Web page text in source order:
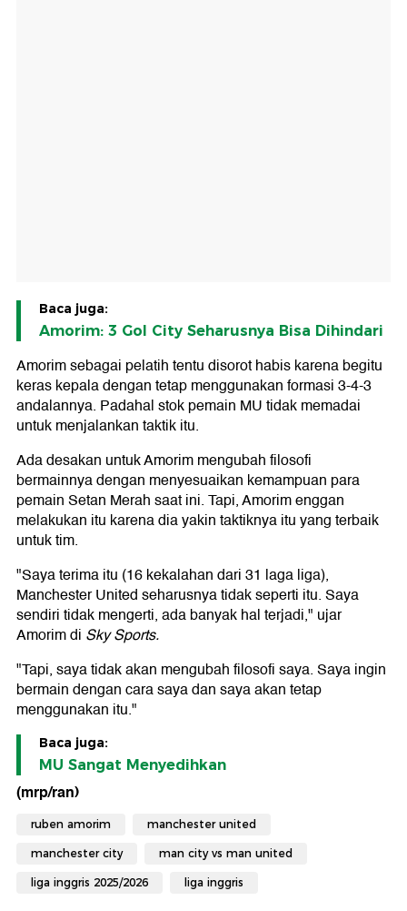
Baca juga:
Amorim: 3 Gol City Seharusnya Bisa Dihindari
Amorim sebagai pelatih tentu disorot habis karena begitu
keras kepala dengan tetap menggunakan formasi 3-4-3
andalannya. Padahal stok pemain MU tidak memadai
untuk menjalankan taktik itu.
Ada desakan untuk Amorim mengubah filosofi
bermainnya dengan menyesuaikan kemampuan para
pemain Setan Merah saat ini. Tapi, Amorim enggan
melakukan itu karena dia yakin taktiknya itu yang terbaik
untuk tim.
"Saya terima itu (16 kekalahan dari 31 laga liga),
Manchester United seharusnya tidak seperti itu. Saya
sendiri tidak mengerti, ada banyak hal terjadi," ujar
Amorim di Sky Sports.
"Tapi, saya tidak akan mengubah filosofi saya. Saya ingin
bermain dengan cara saya dan saya akan tetap
menggunakan itu."
Baca juga:
MU Sangat Menyedihkan
(mrp/ran)
ruben amorim manchester united
manchester city man city vs man united
liga inggris 2025/2026 liga inggris